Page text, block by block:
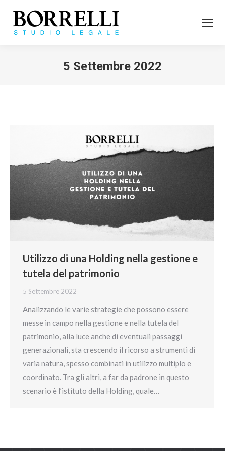
5 Settembre 2022
Utilizzo di una Holding nella gestione e
tutela del patrimonio
5 Settembre 2022
Analizzando le varie strategie che possono essere
messe in campo nella gestione e nella tutela del
patrimonio, alla luce anche di eventuali passaggi
generazionali, sta crescendo il ricorso a strumenti di
varia natura, spesso combinati in utilizzo multiplo e
coordinato. Tra gli altri, a far da padrone in questo
scenario è l’istituto della Holding, quale…